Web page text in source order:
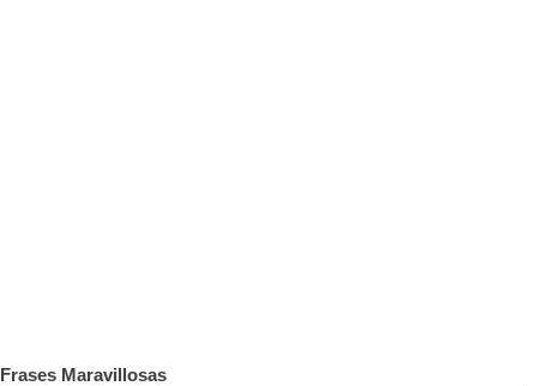
Frases Maravillosas